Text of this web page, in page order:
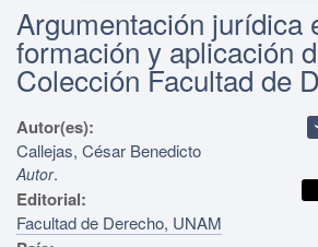
Argumentación jurídica
formación y aplicación
Colección Facultad de
Autor(es):
Callejas, César Benedicto
Autor.
Editorial:
Facultad de Derecho, UNAM